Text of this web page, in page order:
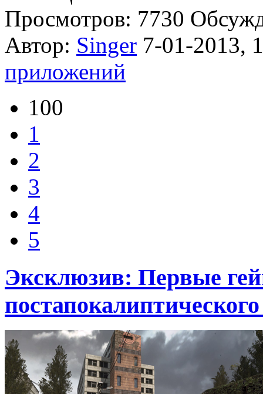
Просмотров: 7730
Автор: Singer 7-01-2013,
приложений
100
1
2
3
4
5
Эксклюзив: Первые